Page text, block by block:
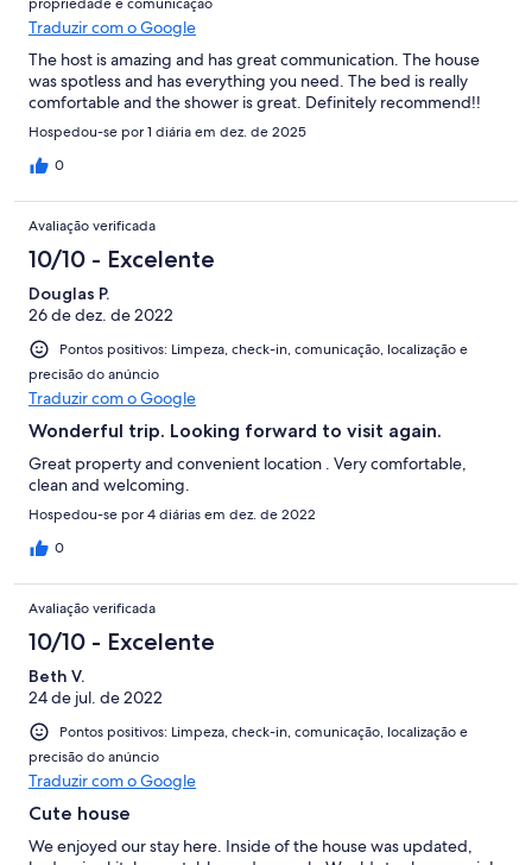
Traduzir com o Google
The host is amazing and has great communication. The house
was spotless and has everything you need. The bed is really
comfortable and the shower is great. Definitely recommend!!
Hospedou-se por 1 diária em dez. de 2025
0
Avaliação verificada
10/10 - Excelente
Douglas P.
26 de dez. de 2022
Pontos positivos: Limpeza, check-in, comunicação, localização e
precisão do anúncio
Traduzir com o Google
Wonderful trip. Looking forward to visit again.
Great property and convenient location . Very comfortable,
clean and welcoming.
Hospedou-se por 4 diárias em dez. de 2022
0
Avaliação verificada
10/10 - Excelente
Beth V.
24 de jul. de 2022
Pontos positivos: Limpeza, check-in, comunicação, localização e
precisão do anúncio
Traduzir com o Google
Cute house
We enjoyed our stay here. Inside of the house was updated,